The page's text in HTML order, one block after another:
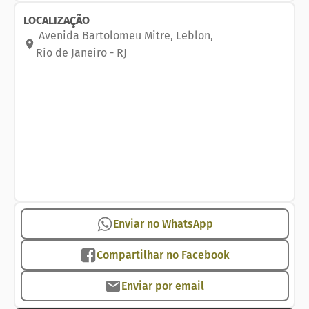
LOCALIZAÇÃO
Avenida Bartolomeu Mitre, Leblon,
Rio de Janeiro- RJ
Enviar no WhatsApp
Compartilhar no Facebook
Enviar por email